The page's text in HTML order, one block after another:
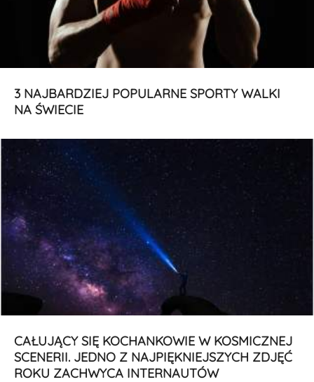
3 NAJBARDZIEJ POPULARNE SPORTY WALKI
NA ŚWIECIE
CAŁUJĄCY SIĘ KOCHANKOWIE W KOSMICZNEJ
SCENERII. JEDNO Z NAJPIĘKNIEJSZYCH ZDJĘĆ
ROKU ZACHWYCA INTERNAUTÓW